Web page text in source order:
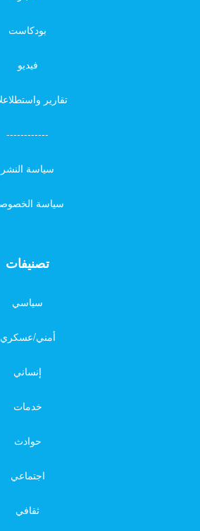
بودكاست
فيديو
تقارير
------------
سياسة النشر
سياسة
تصنيفات
سياسي
أمني/عسكري
إنساني
خدمات
حوادث
اجتماعي
ثقافي